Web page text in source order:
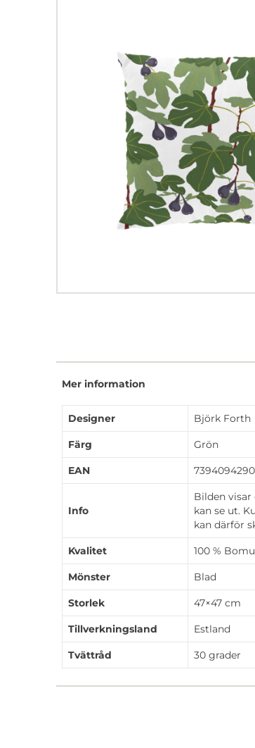
Mer information
Designer Björk Forth
Färg Grön
EAN
Info
Bilden visar
kan se ut.
kan därför
Kvalitet 100 %
Mönster Blad
Storlek 47×47 cm
Tillverkningsland Estland
Tvättråd 30 grader